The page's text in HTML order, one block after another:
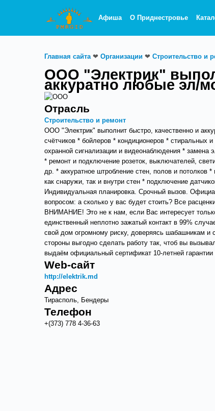
Афиша О Приднестровье
Главная сайта❤ Организации ❤ Строительство и
ООО "Электрик"
аккуратно любые эл/
Отрасль
Строительство и ремонт
ООО "Электрик" выполнит быстро, качественно и
счётчиков * бойлеров * кондиционеров *
охранной сигнализации и видеонаблюдения *
* ремонт и подключение розеток, выключателей,
др. * аккуратное штробление стен, полов и
как снаружи, так и внутри стен * подключение
Индивидуальная планировка. Срочный вызов.
вопросом: а сколько у вас будет стоить? Все
ВНИМАНИЕ! Это не к нам, если Вас интересует
единственный неплотно зажатый контакт в 99%
свой дом огромному риску, доверяясь шабашникам
стороны выгодно сделать работу так, чтоб вы
выдаём официальный сертификат 10-летней гарантии
Web-сайт
http://elektrik.md
Адрес
Тирасполь, Бендеры
Телефон
+(373) 778 4-36-63